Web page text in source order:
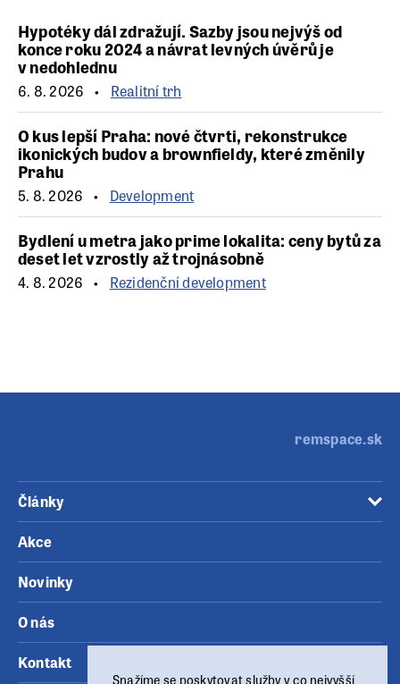
Hypotéky dál zdražují. Sazby jsou nejvýš od
konce roku 2024 a návrat levných úvěrů je
v nedohlednu
6. 8. 2026 Realitní trh
O kus lepší Praha: nové čtvrti, rekonstrukce
ikonických budov a brownfieldy, které změnily
Prahu
5. 8. 2026 Development
Bydlení u metra jako prime lokalita: ceny bytů za
deset let vzrostly až trojnásobně
4. 8. 2026 Rezidenční development
remspace.sk
Články
Akce
Novinky
O nás
Kontakt
Snažíme se poskytovat služby v co nejvyšší